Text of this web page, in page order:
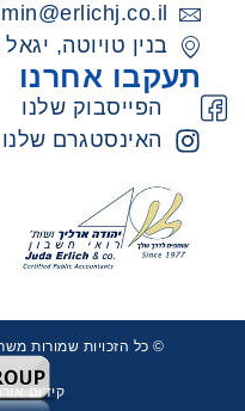
בנין טויוטה, יגאל אלון 65,
תעקבו אחרנו
הפייסבוק שלנו
האינסטגרם שלנו
© כל הזכויות שמורות
קידום